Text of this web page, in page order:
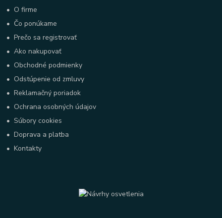
• O firme
• Čo ponúkame
•Prečo sa registrovať
•Ako nakupovať
• Obchodné podmienky
• Odstúpenie od zmluvy
•Reklamačný poriadok
• Ochrana osobných údajov
•Súbory cookies
•Doprava a platba
•Kontakty